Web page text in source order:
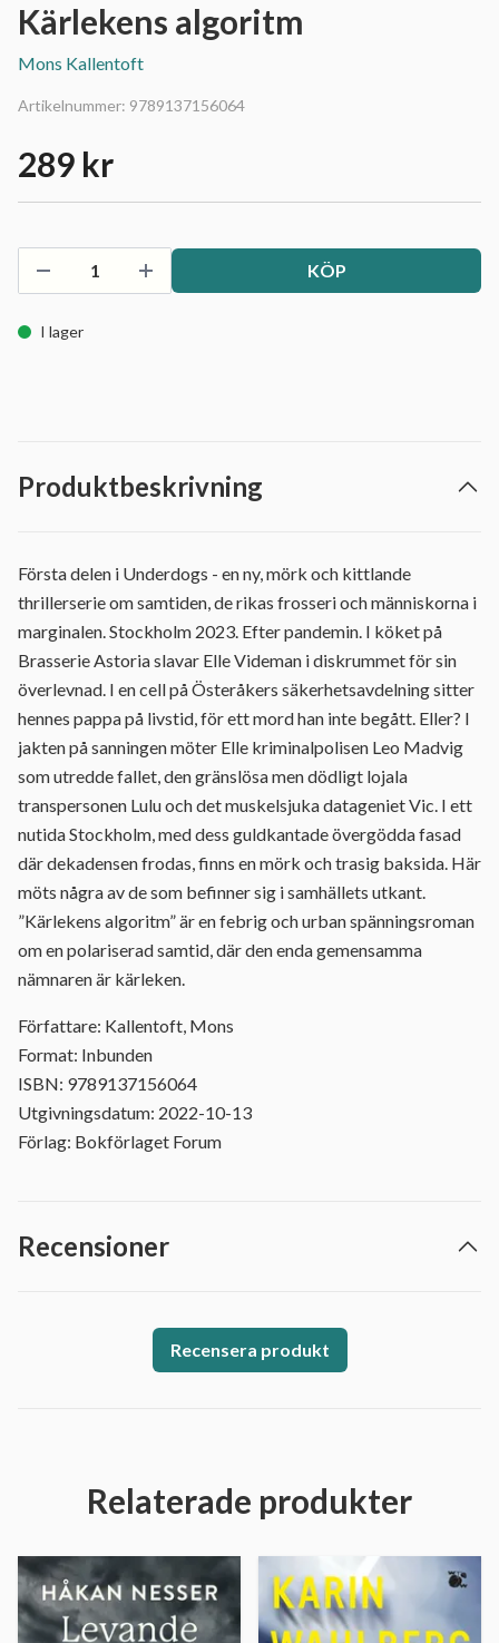
Kärlekens algoritm
Mons Kallentoft
Artikelnummer: 9789137156064
289 kr
KÖP
I lager
Produktbeskrivning
Första delen i Underdogs - en ny, mörk och kittlande
thrillerserie om samtiden, de rikas frosseri och människorna i
marginalen. Stockholm 2023. Efter pandemin. I köket på
Brasserie Astoria slavar Elle Videman i diskrummet för sin
överlevnad. I en cell på Österåkers säkerhetsavdelning sitter
hennes pappa på livstid, för ett mord han inte begått. Eller? I
jakten på sanningen möter Elle kriminalpolisen Leo Madvig
som utredde fallet, den gränslösa men dödligt lojala
transpersonen Lulu och det muskelsjuka datageniet Vic. I ett
nutida Stockholm, med dess guldkantade övergödda fasad
där dekadensen frodas, finns en mörk och trasig baksida. Här
möts några av de som befinner sig i samhällets utkant.
”Kärlekens algoritm” är en febrig och urban spänningsroman
om en polariserad samtid, där den enda gemensamma
nämnaren är kärleken.
Författare: Kallentoft, Mons
Format: Inbunden
ISBN: 9789137156064
Utgivningsdatum: 2022-10-13
Förlag: Bokförlaget Forum
Recensioner
Recensera produkt
Relaterade produkter